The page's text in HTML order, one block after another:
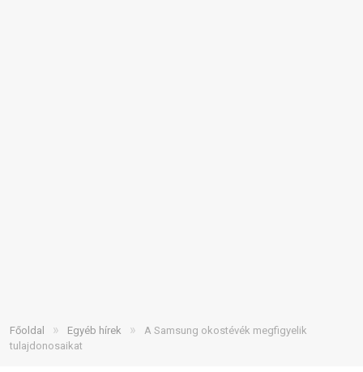
Főoldal » Egyéb hírek »
A Samsung okostévék megfigyelik
tulajdonosaikat